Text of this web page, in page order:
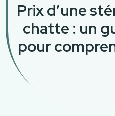
Prix d’une
chatte : un
pour